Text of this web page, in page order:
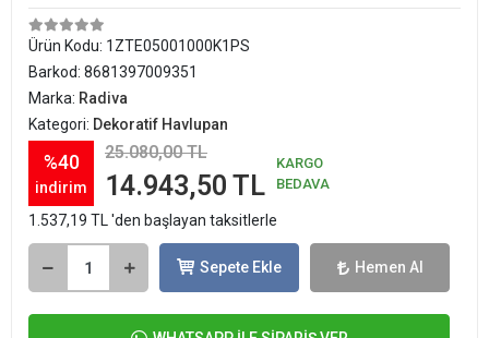
Ürün Kodu: 1ZTE05001000K1PS
Barkod: 8681397009351
Marka: Radiva
Kategori: Dekoratif Havlupan
%40
indirim
25.080,00 TL
14.943,50 TL
KARGO
BEDAVA
1.537,19 TL 'den başlayan taksitlerle
Sepete Ekle Hemen Al